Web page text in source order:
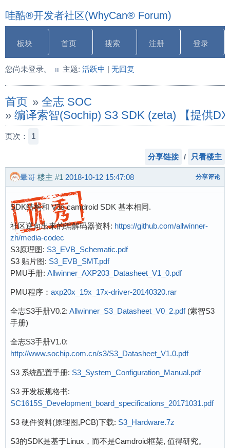
哇酷®开发者社区(WhyCan® Forum)
板块 首页 搜索 注册 登录
您尚未登录。 主题: 活跃中 | 无回复
首页 » 全志 SOC
» 编译索智(Sochip) S3 SDK (zeta) 【提供
页次： 1
分享链接 / 只看楼主
晕哥 楼主 #1 2018-10-12 15:47:08 分享评论
SDK结构和 V3s camdroid SDK 基本相同.
社区逆向出来的编解码器资料: https://github.com/allwinner-
zh/media-codec
S3原理图: S3_EVB_Schematic.pdf
S3 贴片图: S3_EVB_SMT.pdf
PMU手册: Allwinner_AXP203_Datasheet_V1_0.pdf
PMU程序： axp20x_19x_17x-driver-20140320.rar
全志S3手册V0.2: Allwinner_S3_Datasheet_V0_2.pdf(索智S3
手册)
全志S3手册V1.0:
http://www.sochip.com.cn/s3/S3_Datasheet_V1.0.pdf
S3 系统配置手册: S3_System_Configuration_Manual.pdf
S3 开发板规格书:
SC1615S_Development_board_specifications_20171031.pdf
S3 硬件资料(原理图,PCB)下载: S3_Hardware.7z
S3的SDK是基于Linux，而不是Camdroid框架, 值得研究。